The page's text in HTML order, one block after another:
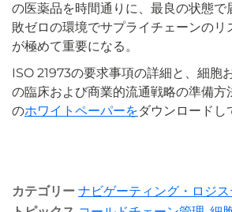
の医薬品を時間通りに、最良の状態で
敗ゼロの環境でサプライチェーンのリ
が極めて重要になる。
ISO 21973の要求事項の詳細と、細胞
の臨床および商業的流通戦略の準備方
のホワイトペーパーをダウンロードし
カテゴリー ナビゲーティング・ロジス